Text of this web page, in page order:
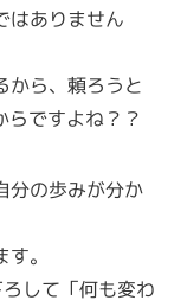
はありません
から、頼ろうと
らですよね？？
分の歩みが分か
。
して「何も変わ